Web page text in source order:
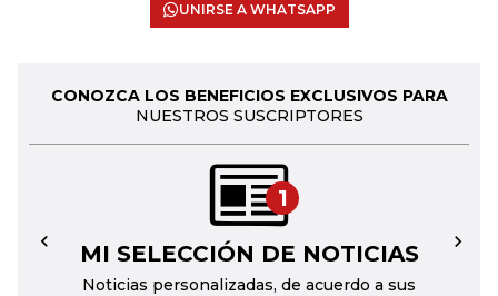
UNIRSE A WHATSAPP
CONOZCA LOS BENEFICIOS EXCLUSIVOS PARA
NUESTROS SUSCRIPTORES
1
MI SELECCIÓN DE NOTICIAS
Noticias personalizadas, de acuerdo a sus
← →